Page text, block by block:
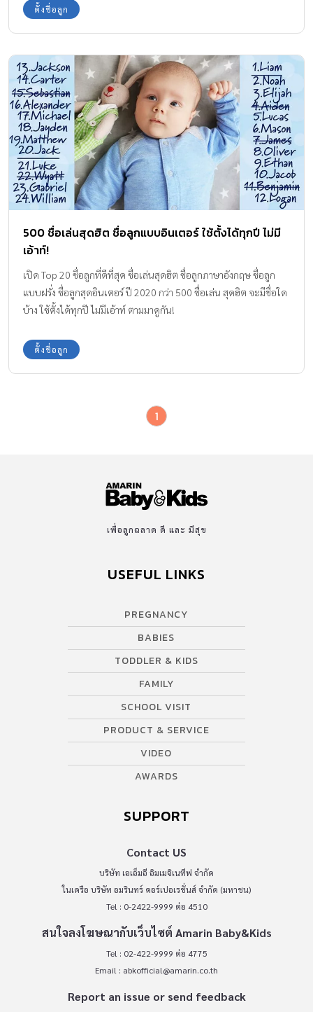
ตั้งชื่อลูก
500 ชื่อเล่นสุดฮิต ชื่อลูกแบบอินเตอร์ ใช้ตั้งได้ทุกปี ไม่มี
เอ้าท์!
เปิด Top 20 ชื่อลูกที่ดีที่สุด ชื่อเล่นสุดฮิต ชื่อลูกภาษาอังกฤษ ชื่อลูก
แบบฝรั่ง ชื่อลูกสุดอินเตอร์ ปี 2020 กว่า 500 ชื่อเล่น สุดฮิต จะมีชื่อใด
บ้าง ใช้ตั้งได้ทุกปี ไม่มีเอ้าท์ ตามมาดูกัน!
ตั้งชื่อลูก
1
เพื่อลูกฉลาด ดี และ มีสุข
USEFUL LINKS
PREGNANCY
BABIES
TODDLER & KIDS
FAMILY
SCHOOL VISIT
PRODUCT & SERVICE
VIDEO
AWARDS
SUPPORT
Contact US
บริษัท เอเอ็มอี อิมเมจิเนทีฟ จำกัด
ในเครือ บริษัท อมรินทร์ คอร์เปอเรชั่นส์ จำกัด (มหาชน)
Tel : 0-2422-9999 ต่อ 4510
สนใจลงโฆษณากับเว็บไซต์ Amarin Baby&Kids
Tel : 02-422-9999 ต่อ 4775
Email : abkofficial@amarin.co.th
Report an issue or send feedback